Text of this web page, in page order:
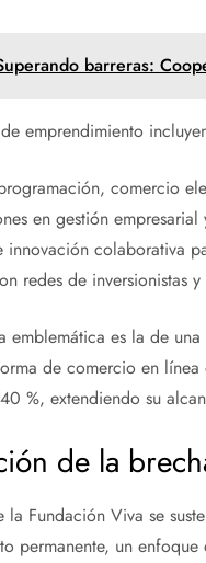
barreras:
emprendimiento
comercio
en gestión
innovación colaborativa
redes de inversionistas
emblemática es la de
de comercio en
%, extendiendo su
de la
la Fundación Viva se
permanente, un